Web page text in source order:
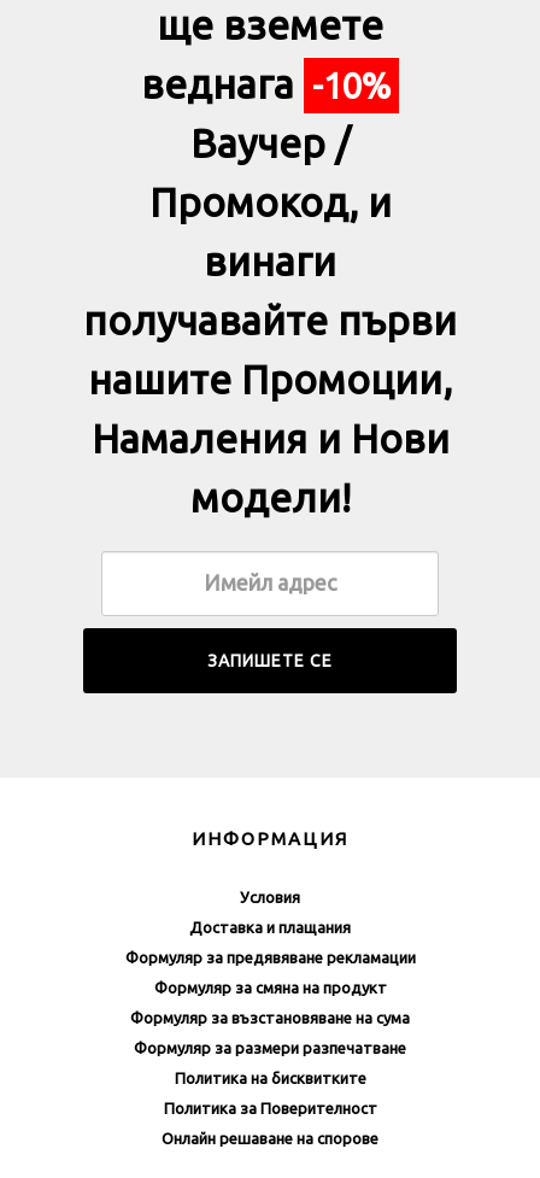
ще вземете
веднага -10%
Ваучер /
Промокод, и
винаги
получавайте първи
нашите Промоции,
Намаления и Нови
модели!
ИНФОРМАЦИЯ
Условия
Доставка и плащания
Формуляр за предявяване рекламации
Формуляр за смяна на продукт
Формуляр за възстановяване на сума
Формуляр за размери разпечатване
Политика на бисквитките
Политика за Поверителност
Онлайн решаване на спорове